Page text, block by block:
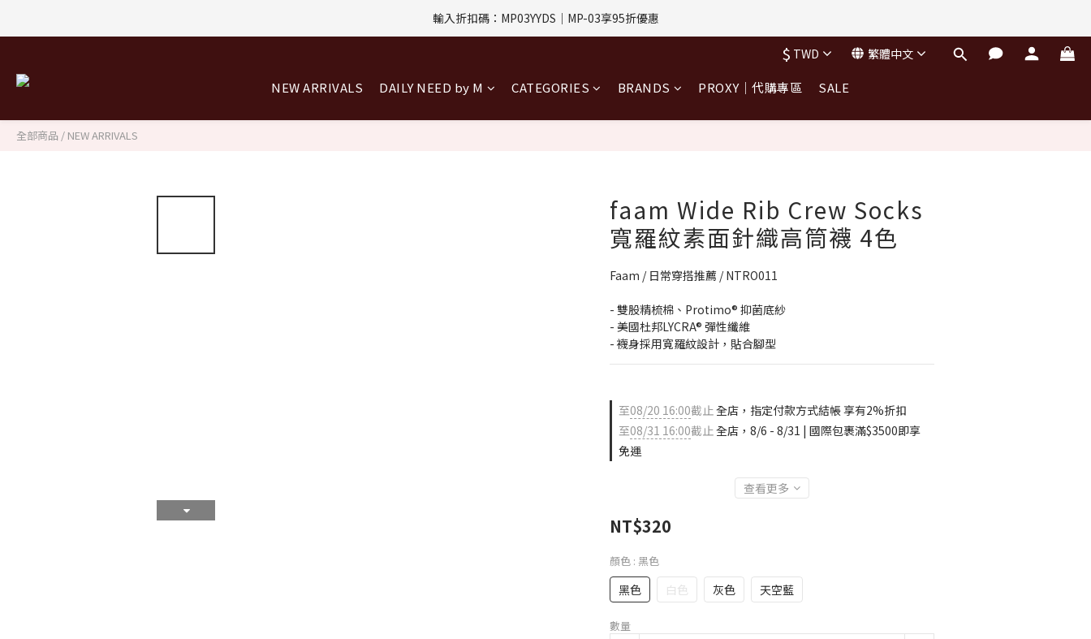
評價回饋｜訂單完成後7天內填寫5字以上評價，即可獲得$30購物金
輸入折扣碼：MP03YYDS｜MP-03享95折優惠
評價回饋｜訂單完成後7天內填寫5字以上評價，即可獲得$30購物金
$ TWD 繁體中文
NEW ARRIVALS DAILY NEED by M CATEGORIES BRANDS PROXY｜代購專區 SALE
全部商品 / NEW ARRIVALS
faam Wide Rib Crew Socks
寬羅紋素面針織高筒襪 4色
Faam / 日常穿搭推薦 / NTRO011
- 雙股精梳棉、Protimo® 抑菌底紗
- 美國杜邦LYCRA® 彈性纖維
- 襪身採用寬羅紋設計，貼合腳型
至08/20 16:00截止全店，指定付款方式結帳 享有2%折扣
至08/31 16:00截止全店，8/6 - 8/31 | 國際包裹滿$3500即享
免運
查看更多
NT$320
顏色 : 黑色
黑色 白色 灰色 天空藍
數量